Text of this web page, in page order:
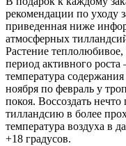
рекомендации по уходу
приведенная ниже
атмосферных
Растение
период активного роста
температура
ноября по февраль у
покоя. Воссоздать
тилландсию в более
температура воздуха в
+18 градусов.